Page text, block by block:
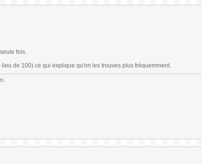
fois.
de 100) ce qui explique qu'on les trouves plus fréquemment.